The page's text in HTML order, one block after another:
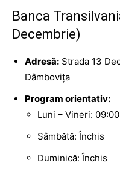
Banca
Decembrie)
Adresă: Strada 13
Dâmbovița
Program orientativ:
Luni – Vineri:
Sâmbătă: Închis
Duminică: Închis